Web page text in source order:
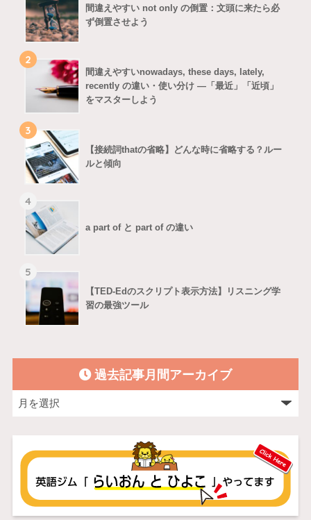
間違えやすい not only の倒置：文頭に来たら必
ず倒置させよう
2
間違えやすいnowadays, these days, lately,
recently の違い・使い分け ―「最近」「近頃」
をマスターしよう
3
【接続詞thatの省略】どんな時に省略する？ルー
ルと傾向
4
a part of と part of の違い
5
【TED-Edのスクリプト表示方法】リスニング学
習の最強ツール
過去記事月間アーカイブ